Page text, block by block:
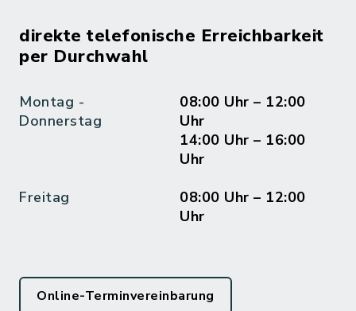
direkte telefonische Erreichbarkeit
per Durchwahl
Montag -
Donnerstag
08:00 Uhr – 12:00
Uhr
14:00 Uhr – 16:00
Uhr
Freitag
08:00 Uhr – 12:00
Uhr
Online-Terminvereinbarung